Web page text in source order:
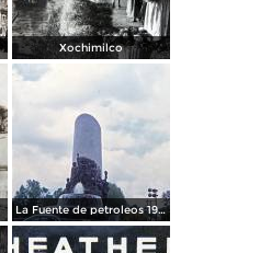
Xochimilco
La Fuente de petroleos 1950.